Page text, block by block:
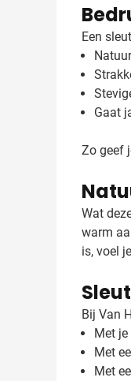
Een
Gaat
Zo geef
Wat
warm
is, voel
Bij Van
Met
Met
Met